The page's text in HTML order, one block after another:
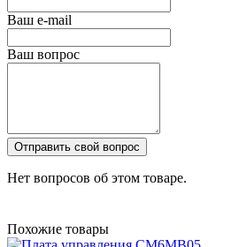
Ваш e-mail
Ваш вопрос
Отправить свой вопрос
Нет вопросов об этом товаре.
Похожие товары